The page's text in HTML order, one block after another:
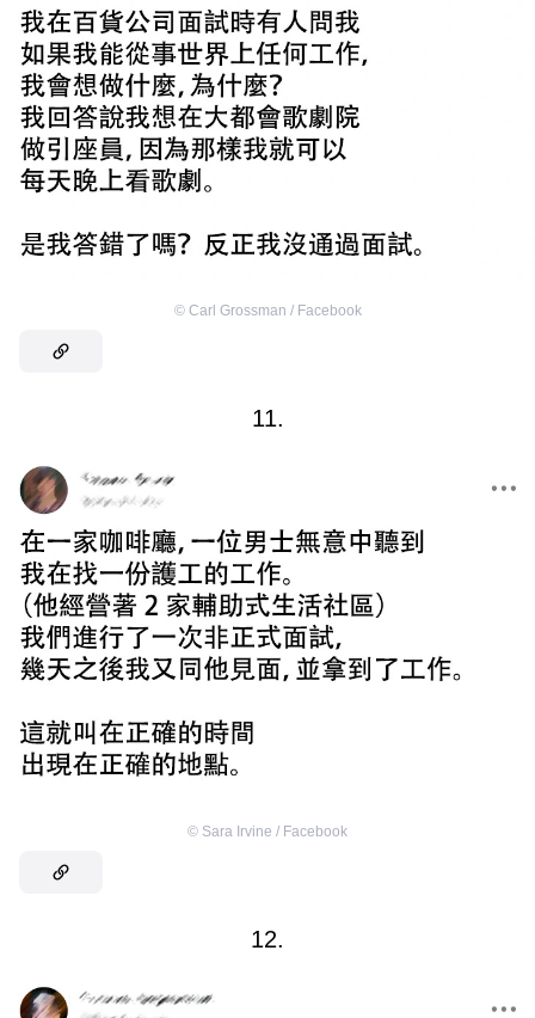
© Carl Grossman / Facebook
11.
© Sara Irvine / Facebook
12.